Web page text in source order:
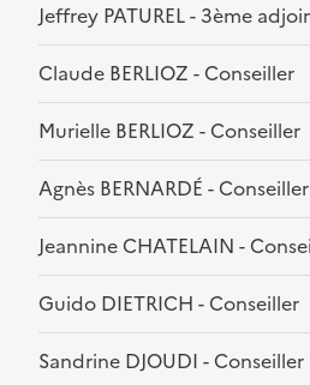
Jeffrey PATUREL - 3ème
Claude BERLIOZ - Conseiller
Murielle BERLIOZ - Conseiller
Agnès BERNARDÉ - Conseiller
Jeannine CHATELAIN -
Guido DIETRICH - Conseiller
Sandrine DJOUDI - Conseiller